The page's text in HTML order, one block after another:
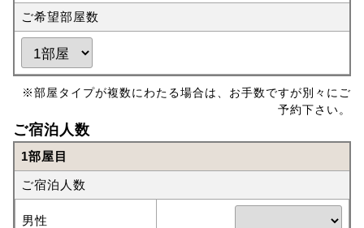
ご希望部屋数
※部屋タイプが複数にわたる場合は、お手数ですが別々にご
予約下さい。
ご宿泊人数
1部屋目
ご宿泊人数
男性